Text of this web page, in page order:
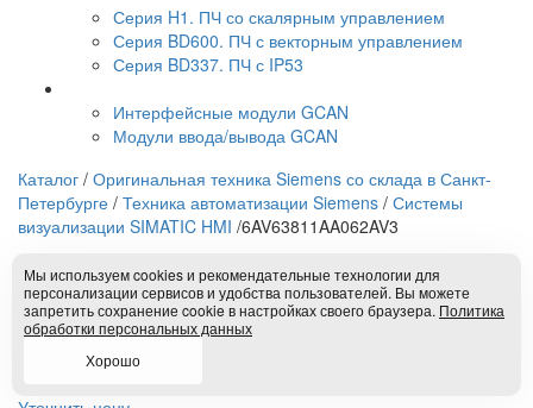
Серия H1. ПЧ со скалярным управлением
Серия BD600. ПЧ с векторным управлением
Серия BD337. ПЧ с IP53
Интерфейсные модули GCAN
Модули ввода/вывода GCAN
Каталог / Оригинальная техника Siemens со склада в Санкт-
Петербурге / Техника автоматизации Siemens / Системы
визуализации SIMATIC HMI /6AV63811AA062AV3
6AV63811AA062AV3
Цена по запросу
Уточнить наличие
Мы используем cookies и рекомендательные технологии для
персонализации сервисов и удобства пользователей. Вы можете
запретить сохранение cookie в настройках своего браузера. Политика
обработки персональных данных
Хорошо